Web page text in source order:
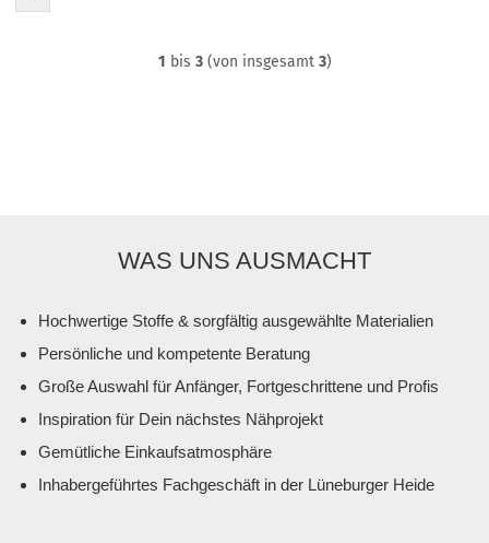
1 bis 3(von insgesamt 3)
WAS UNS AUSMACHT
Hochwertige Stoffe & sorgfältig ausgewählte Materialien
Persönliche und kompetente Beratung
Große Auswahl für Anfänger, Fortgeschrittene und Profis
Inspiration für Dein nächstes Nähprojekt
Gemütliche Einkaufsatmosphäre
Inhabergeführtes Fachgeschäft in der Lüneburger Heide